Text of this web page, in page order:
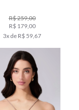
R$ 259,00
R$ 179,00
3x de R$ 59,67